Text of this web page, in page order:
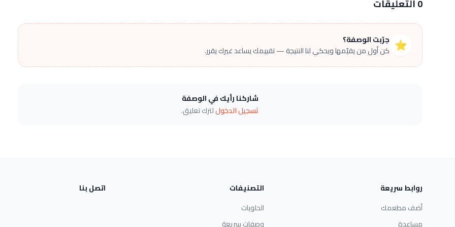
0 التعليقات
⭐ جرّبت الوصفة؟
كن أول من يقيّمها ويحكي لنا النتيجة — تقييمك يساعد غيرك يقرر.
شاركنا رأيك في الوصفة
تسجيل الدخوللترك تعليق.
روابط سريعة
أضف مطعمك
مساعدة
التصنيفات
الحلويات
وصفات سريعة
اتصل بنا